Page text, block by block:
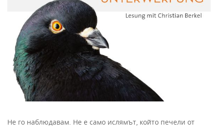
Не го наблюдавам. Не е само ислямът, който печели от